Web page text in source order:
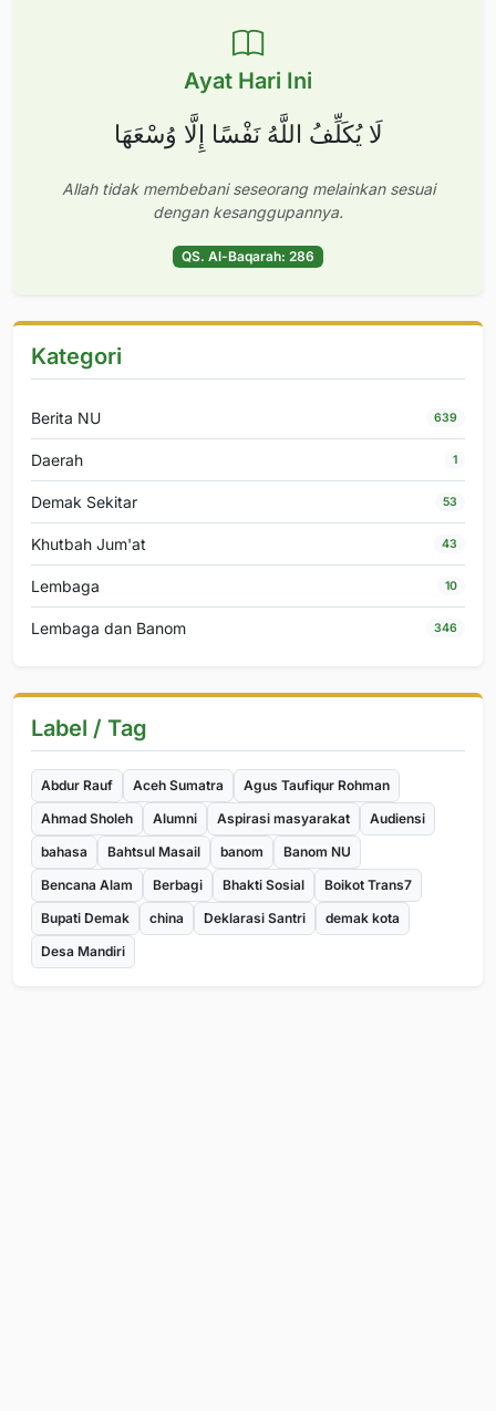
Ayat Hari Ini
لَا يُكَلِّفُ اللَّهُ نَفْسًا إِلَّا وُسْعَهَا
Allah tidak membebani seseorang melainkan sesuai
dengan kesanggupannya.
QS. Al-Baqarah: 286
Kategori
Berita NU 639
Daerah 1
Demak Sekitar 53
Khutbah Jum'at 43
Lembaga 10
Lembaga dan Banom 346
Label / Tag
Abdur Rauf Aceh Sumatra
Agus Taufiqur Rohman
Ahmad Sholeh
Alumni Aspirasi masyarakat
Audiensi
bahasa
Bahtsul Masail banom
Banom NU
Bencana Alam
Berbagi Bhakti Sosial
Boikot Trans7
Bupati Demak
china Deklarasi Santri
demak kota
Desa Mandiri